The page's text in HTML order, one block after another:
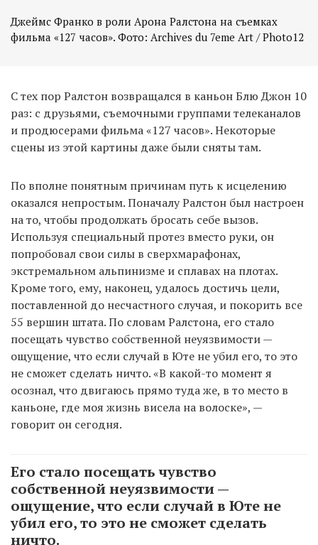
Джеймс Франко в роли Арона Ралстона на съемках
фильма «127 часов». Фото: Archives du 7eme Art / Photo12
С тех пор Ралстон возвращался в каньон Блю Джон 10
раз: с друзьями, съемочными группами телеканалов
и продюсерами фильма «127 часов». Некоторые
сцены из этой картины даже были сняты там.
По вполне понятным причинам путь к исцелению
оказался непростым. Поначалу Ралстон был настроен
на то, чтобы продолжать бросать себе вызов.
Используя специальный протез вместо руки, он
попробовал свои силы в сверхмарафонах,
экстремальном альпинизме и сплавах на плотах.
Кроме того, ему, наконец, удалось достичь цели,
поставленной до несчастного случая, и покорить все
55 вершин штата. По словам Ралстона, его стало
посещать чувство собственной неуязвимости —
ощущение, что если случай в Юте не убил его, то это
не сможет сделать ничто. «В какой-то момент я
осознал, что двигаюсь прямо туда же, в то место в
каньоне, где моя жизнь висела на волоске», —
говорит он сегодня.
Его стало посещать чувство
собственной неуязвимости —
ощущение, что если случай в Юте не
убил его, то это не сможет сделать
ничто.